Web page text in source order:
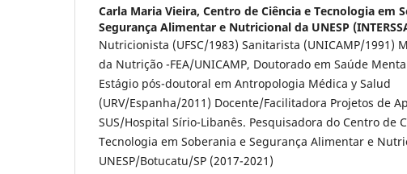
Carla Maria Vieira, Centro de Ciência e Tecnologia em
Segurança Alimentar e Nutricional da UNESP
Nutricionista (UFSC/1983) Sanitarista (UNICAMP/1991)
da Nutrição -FEA/UNICAMP, Doutorado em Saúde
Estágio pós-doutoral em Antropologia Médica y Salud
(URV/Espanha/2011) Docente/Facilitadora Projetos de
SUS/Hospital Sírio-Libanês. Pesquisadora do Centro de
Tecnologia em Soberania e Segurança Alimentar e
UNESP/Botucatu/SP (2017-2021)